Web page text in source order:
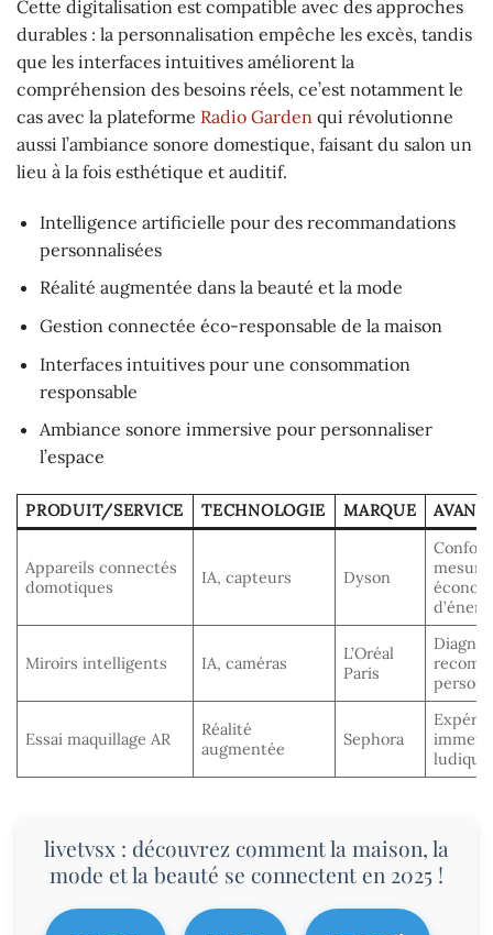
Cette digitalisation est compatible avec des approches
durables : la personnalisation empêche les excès, tandis
que les interfaces intuitives améliorent la
compréhension des besoins réels, ce’est notamment le
cas avec la plateforme Radio Garden qui révolutionne
aussi l’ambiance sonore domestique, faisant du salon un
lieu à la fois esthétique et auditif.
Intelligence artificielle pour des recommandations
personnalisées
Réalité augmentée dans la beauté et la mode
Gestion connectée éco-responsable de la maison
Interfaces intuitives pour une consommation
responsable
Ambiance sonore immersive pour personnaliser
l’espace
PRODUIT/SERVICE TECHNOLOGIE MARQUE
Appareils connectés
domotiques
IA, capteurs Dyson
Miroirs intelligents IA, caméras
L’Oréal
Paris
Essai maquillage AR
Réalité
augmentée
Sephora
ludique
livetvsx : découvrez comment la maison, la
mode et la beauté se connectent en 2025 !